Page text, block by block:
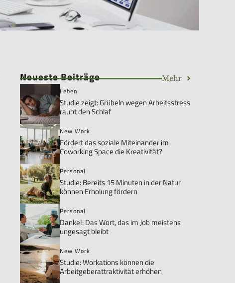
Neueste Beiträge Mehr
Leben
Studie zeigt: Grübeln wegen Arbeitsstress
raubt den Schlaf
New Work
Fördert das soziale Miteinander im
Coworking Space die Kreativität?
Personal
Studie: Bereits 15 Minuten in der Natur
können Erholung fördern
Personal
Danke!: Das Wort, das im Job meistens
ungesagt bleibt
New Work
Studie: Workations können die
Arbeitgeberattraktivität erhöhen